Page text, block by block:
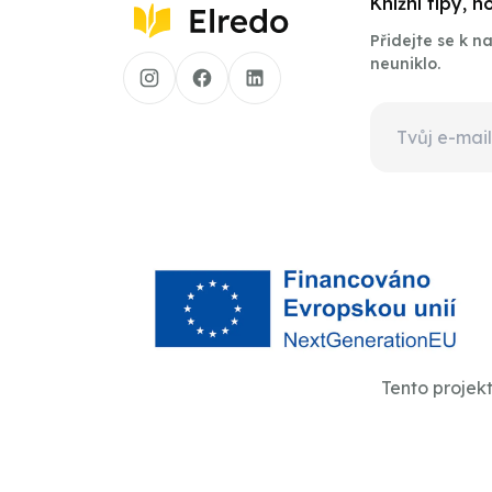
Přidejte se k
neuniklo.
Tento